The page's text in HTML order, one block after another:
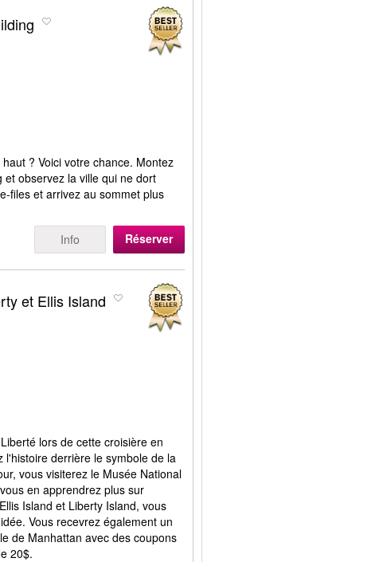
? Voici votre chance. Montez
observez la ville qui ne dort
files et arrivez au sommet plus
Info Réserver
et Ellis Island
lors de cette croisière en
l'histoire derrière le symbole de la
vous visiterez le Musée National
en apprendrez plus sur
Island et Liberty Island, vous
Vous recevrez également un
de Manhattan avec des coupons
20$.